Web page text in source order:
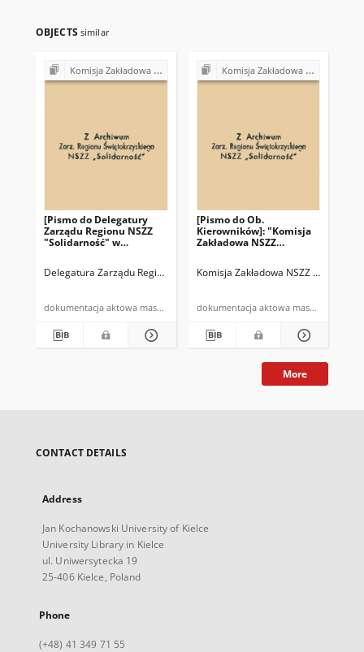
OBJECTS similar
Komisja Zakładowa NSZZ "Solidarność" przy Rejonowym Przedsiębiorstwie Gospodarki Mieszkaniowej w Skarżysku-Kamiennej
[Pismo do Delegatury
Zarządu Regionu NSZZ
"Solidarność" w
z dna 9.X.1981r.
"Solidarność" przy
Przedsiębiorstwie
Gospodarki
Delegatura Zarządu Regionu NSZZ "Solidarność" w Skarżysku-Kam.
dokumentacja aktowa maszynopis
Komisja Zakładowa NSZZ "Solidarność" przy Rejonowym Przedsiębiorstwie Gospodarki Mieszkaniowej w Skarżysku-Kamiennej
[Pismo do Ob.
Kierowników]: "Komisja
Zakładowa NSZZ
Walnym Zebraniu (…)"
Komisja Zakładowa NSZZ
dokumentacja aktowa maszynopis
More
CONTACT DETAILS
Address
Jan Kochanowski University of Kielce
University Library in Kielce
ul. Uniwersytecka 19
25-406 Kielce, Poland
Phone
(+48) 41 349 71 55